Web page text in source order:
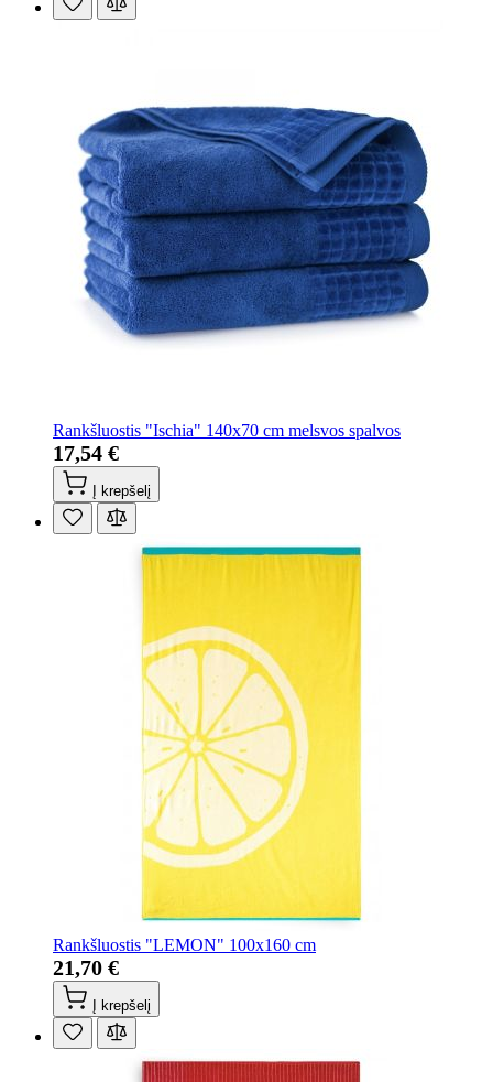
Rankšluostis "Ischia" 140x70 cm melsvos spalvos
17,54 €
Į krepšelį
Rankšluostis "LEMON" 100x160 cm
21,70 €
Į krepšelį